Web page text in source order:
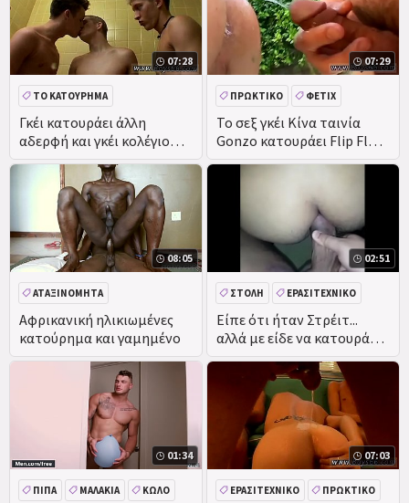
07:28
Γκέι κατουράει άλλη
αδερφή και γκέι κολέγιο
κάτουρο Πρώτη Φορά
Κάτουρο εραστής
ΤΟ ΚΑΤΟΎΡΗΜΑ
ΠΡΏΤΗ ΦΟΡΆ
ΠΡΩΚΤΙΚΌ
ΜΠΟΥΚΆΚΕ
07:29
Το σεξ γκέι Κίνα ταινία
Gonzo κατουράει Flip Flop
διάολο!
ΠΡΩΚΤΙΚΌ
ΦΕΤΊΧ
ΤΟ ΚΑΤΟΎΡΗΜΑ
ΦΥΣΙΚΆ
08:05
Αφρικανική ηλικιωμένες
κατούρημα και γαμημένο
ΑΤΑΞΙΝΌΜΗΤΑ
02:51
Είπε ότι ήταν Στρέιτ...
αλλά με είδε να κατουράω
με στολή και μου ζήτησε
να γυρίσω
ΣΤΟΛΉ
ΕΡΑΣΙΤΕΧΝΙΚΌ
TEEN
ΠΡΩΚΤΙΚΌ
01:34
ΠΊΠΑ ΜΑΛΑΚΊΑ ΚΏΛΟ
07:03
ΕΡΑΣΙΤΕΧΝΙΚΌ
ΠΡΩΚΤΙΚΌ